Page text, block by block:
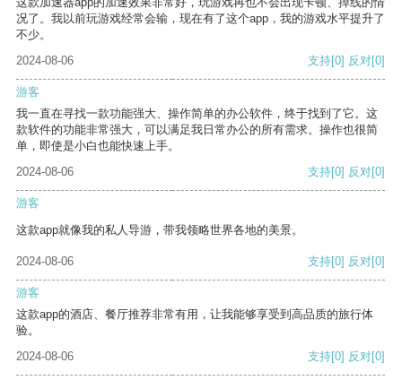
况了。我以前玩游戏经常会输，现在有了这个app，我的游戏水平提升了
不少。
2024-08-06
支持[0] 反对[0]
游客
我一直在寻找一款功能强大、操作简单的办公软件，终于找到了它。这
款软件的功能非常强大，可以满足我日常办公的所有需求。操作也很简
单，即使是小白也能快速上手。
2024-08-06
支持[0] 反对[0]
游客
这款app就像我的私人导游，带我领略世界各地的美景。
2024-08-06 支持[0] 反对[0]
游客
这款app的酒店、餐厅推荐非常有用，让我能够享受到高品质的旅行体
验。
2024-08-06
支持[0] 反对[0]